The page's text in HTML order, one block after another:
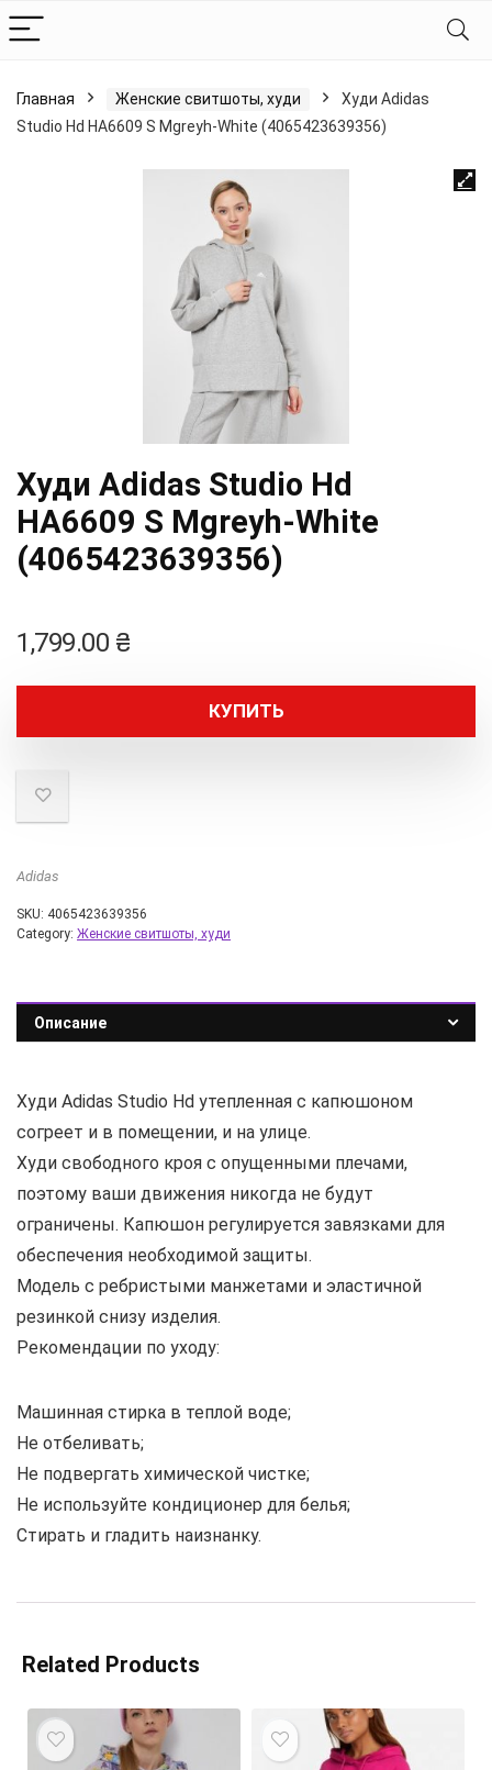
Главная Женские свитшоты, худи
Худи Adidas
Studio Hd HA6609 S Mgreyh-White (4065423639356)
Худи Adidas Studio Hd
HA6609 S Mgreyh-White
(4065423639356)
1,799.00 ₴
КУПИТЬ
Adidas
SKU: 4065423639356
Category: Женские свитшоты, худи
Описание
Худи Adidas Studio Hd утепленная с капюшоном
согреет и в помещении, и на улице.
Худи свободного кроя с опущенными плечами,
поэтому ваши движения никогда не будут
ограничены. Капюшон регулируется завязками для
обеспечения необходимой защиты.
Модель с ребристыми манжетами и эластичной
резинкой снизу изделия.
Рекомендации по уходу:
Машинная стирка в теплой воде;
Не отбеливать;
Не подвергать химической чистке;
Не используйте кондиционер для белья;
Стирать и гладить наизнанку.
Related Products